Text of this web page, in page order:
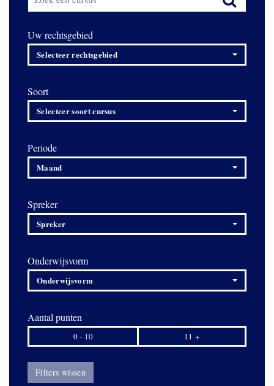
Uw rechtsgebied
Selecteer rechtsgebied
Soort
Selecteer soort cursus
Periode
Maand
Spreker
Spreker
Onderwijsvorm
Onderwijsvorm
Aantal punten
0 - 10 11 +
Filters wissen